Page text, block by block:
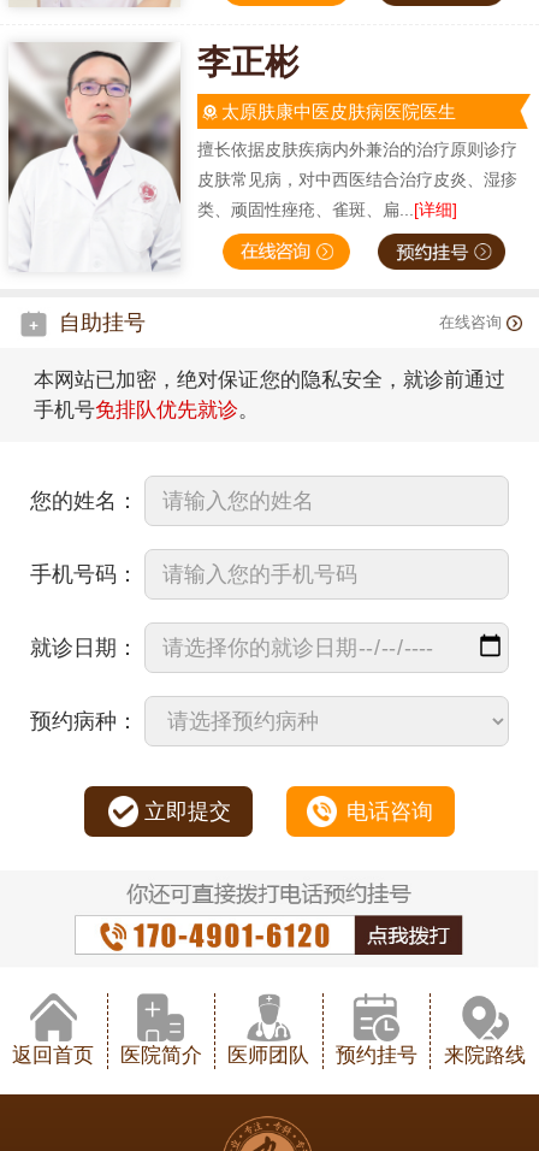
李正彬
太原肤康中医皮肤病医院医生
擅长依据皮肤疾病内外兼治的治疗原则诊疗
皮肤常见病，对中西医结合治疗皮炎、湿疹
类、顽固性痤疮、雀斑、扁...[详细]
自助挂号 在线咨询
本网站已加密，绝对保证您的隐私安全，就诊前通过
手机号免排队优先就诊。
您的姓名：
手机号码：
就诊日期：
预约病种：
立即提交 电话咨询
返回首页 医院简介 医师团队 预约挂号 来院路线